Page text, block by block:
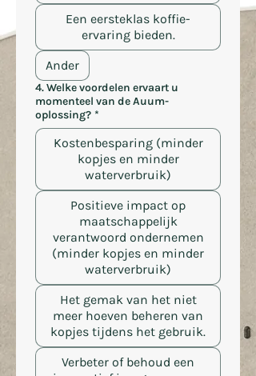
Een eersteklas koffie-
ervaring bieden.
Ander
4. Welke voordelen ervaart u
momenteel van de Auum-
oplossing? *
Kostenbesparing (minder
kopjes en minder
waterverbruik)
Positieve impact op
maatschappelijk
verantwoord ondernemen
(minder kopjes en minder
waterverbruik)
Het gemak van het niet
meer hoeven beheren van
kopjes tijdens het gebruik.
Verbeter of behoud een